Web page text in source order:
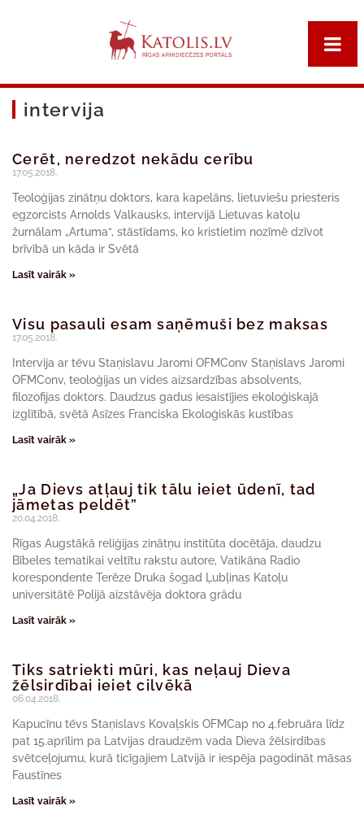
intervija
Cerēt, neredzot nekādu cerību
17.05.2018.
Teoloģijas zinātņu doktors, kara kapelāns, lietuviešu priesteris
egzorcists Arnolds Valkausks, intervijā Lietuvas katoļu
žurnālam „Artuma“, stāstīdams, ko kristietim nozīmē dzīvot
brīvībā un kāda ir Svētā
Lasīt vairāk »
Visu pasauli esam saņēmuši bez maksas
17.05.2018.
Intervija ar tēvu Staņislavu Jaromi OFMConv Staņislavs Jaromi
OFMConv, teoloģijas un vides aizsardzības absolvents,
filozofijas doktors. Daudzus gadus iesaistījies ekoloģiskajā
izglītībā, svētā Asīzes Franciska Ekoloģiskās kustības
Lasīt vairāk »
„Ja Dievs atļauj tik tālu ieiet ūdenī, tad
jāmetas peldēt”
20.04.2018.
Rīgas Augstākā reliģijas zinātņu institūta docētāja, daudzu
Bībeles tematikai veltītu rakstu autore, Vatikāna Radio
korespondente Terēze Druka šogad Ļubļinas Katoļu
universitātē Polijā aizstāvēja doktora grādu
Lasīt vairāk »
Tiks satriekti mūri, kas neļauj Dieva
žēlsirdībai ieiet cilvēkā
06.04.2018.
Kapucīnu tēvs Staņislavs Kovaļskis OFMCap no 4.februāra līdz
pat 15.aprīlim pa Latvijas draudzēm vada Dieva žēlsirdības
svētceļojumu, kurā ticīgajiem Latvijā ir iespēja pagodināt māsas
Faustīnes
Lasīt vairāk »